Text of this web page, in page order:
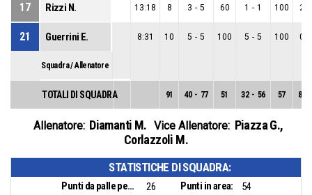
17 Rizzi N. 13:18 8 3 - 5 60 1 - 1 100 2
21 Guerrini E. 8:31 10 5 - 5 100 5 - 5 100 0
Squadra / Allenatore
TOTALI DI SQUADRA 91 40 - 77 51 32 - 56 57 8
Allenatore: Diamanti M. Vice Allenatore: Piazza G.,
Corlazzoli M.
STATISTICHE DI SQUADRA:
Punti da palle perse: 26 Punti in area:
54